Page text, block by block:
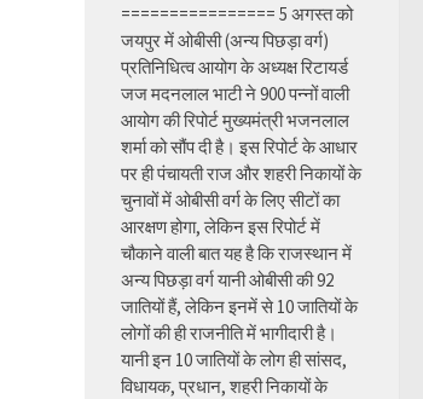
================ 5 अगस्त को
जयपुर में ओबीसी (अन्य पिछड़ा वर्ग)
प्रतिनिधित्व आयोग के अध्यक्ष रिटायर्ड
जज मदनलाल भाटी ने 900 पन्नों वाली
आयोग की रिपोर्ट मुख्यमंत्री भजनलाल
शर्मा को सौंप दी है। इस रिपोर्ट के आधार
पर ही पंचायती राज और शहरी निकायों के
चुनावों में ओबीसी वर्ग के लिए सीटों का
आरक्षण होगा, लेकिन इस रिपोर्ट में
चौकाने वाली बात यह है कि राजस्थान में
अन्य पिछड़ा वर्ग यानी ओबीसी की 92
जातियों हैं, लेकिन इनमें से 10 जातियों के
लोगों की ही राजनीति में भागीदारी है।
यानी इन 10 जातियों के लोग ही सांसद,
विधायक, प्रधान, शहरी निकायों के